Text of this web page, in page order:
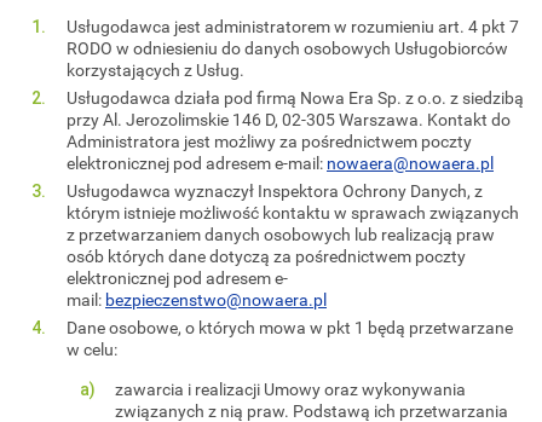
Usługodawca jest administratorem w rozumieniu art. 4 pkt 7
RODO w odniesieniu do danych osobowych Usługobiorców
korzystających z Usług.
Usługodawca działa pod firmą Nowa Era Sp. z o.o. z siedzibą
przy Al. Jerozolimskie 146 D, 02-305 Warszawa. Kontakt do
Administratora jest możliwy za pośrednictwem poczty
elektronicznej pod adresem e-mail: nowaera@nowaera.pl
Usługodawca wyznaczył Inspektora Ochrony Danych, z
którym istnieje możliwość kontaktu w sprawach związanych
z przetwarzaniem danych osobowych lub realizacją praw
osób których dane dotyczą za pośrednictwem poczty
elektronicznej pod adresem e-
mail: bezpieczenstwo@nowaera.pl
Dane osobowe, o których mowa w pkt 1 będą przetwarzane
w celu:
zawarcia i realizacji Umowy oraz wykonywania
związanych z nią praw. Podstawą ich przetwarzania